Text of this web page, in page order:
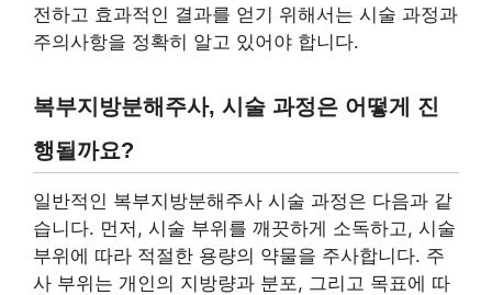
전하고 효과적인 결과를 얻기 위해서는 시술 과정과
주의사항을 정확히 알고 있어야 합니다.
복부지방분해주사, 시술 과정은 어떻게 진
행될까요?
일반적인 복부지방분해주사 시술 과정은 다음과 같
습니다. 먼저, 시술 부위를 깨끗하게 소독하고, 시술
부위에 따라 적절한 용량의 약물을 주사합니다. 주
사 부위는 개인의 지방량과 분포, 그리고 목표에 따